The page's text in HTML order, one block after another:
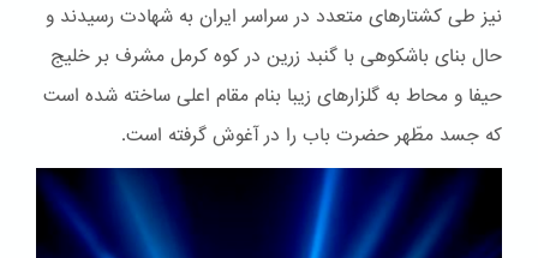
نیز طی کشتارهای متعدد در سراسر ایران به شهادت رسیدند و
حال بنای باشكوهی با گنبد زرین در کوه کرمل مشرف بر خلیج
حیفا و محاط به گلزارهای زیبا بنام مقام اعلی ساخته شده است
که جسد مطّهر حضرت باب را در آغوش گرفته است.